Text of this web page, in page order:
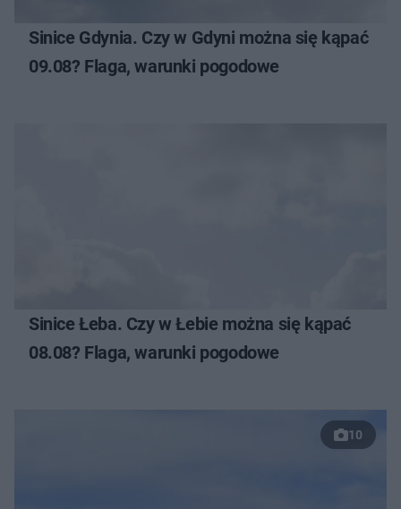
Sinice Gdynia. Czy w Gdyni można się kąpać
09.08? Flaga, warunki pogodowe
Sinice Łeba. Czy w Łebie można się kąpać
08.08? Flaga, warunki pogodowe
10